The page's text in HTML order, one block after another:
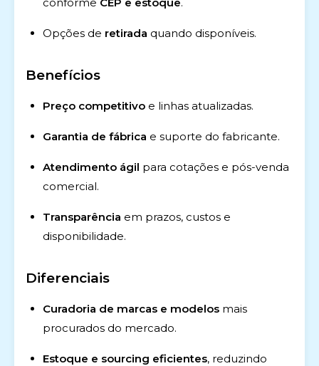
Opções de retirada quando disponíveis.
Benefícios
Preço competitivo e linhas atualizadas.
Garantia de fábrica e suporte do fabricante.
Atendimento ágil para cotações e pós-venda
comercial.
Transparência em prazos, custos e
disponibilidade.
Diferenciais
Curadoria de marcas e modelos mais
procurados do mercado.
Estoque e sourcing eficientes, reduzindo